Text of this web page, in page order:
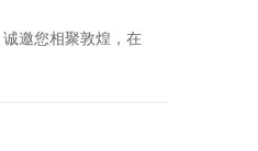
邀您相聚敦煌，在